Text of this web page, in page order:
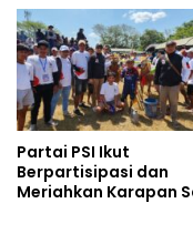
Partai PSI Ikut
Berpartisipasi dan
Meriahkan Karapan